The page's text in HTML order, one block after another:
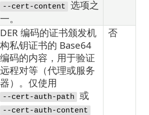
--cert-content
选项之
一。
DER 编码的证书颁发机
构私钥证书的 Base64
编码的内容，用于验证
远程对等（代理或服务
器）。仅使用
--cert-auth-path 或
--cert-auth-content
否